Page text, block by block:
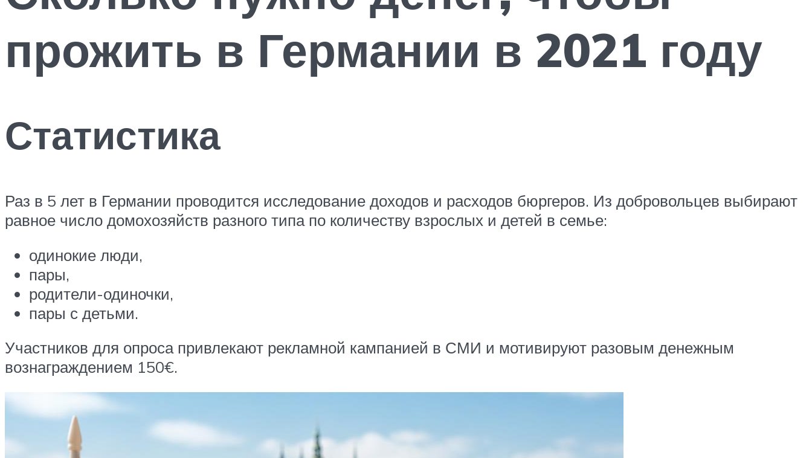
прожить в Германии в 2021 году
Статистика
Раз в 5 лет в Германии проводится исследование доходов и расходов бюргеров. Из добровольцев выбирают
равное число домохозяйств разного типа по количеству взрослых и детей в семье:
одинокие люди,
пары,
родители-одиночки,
пары с детьми.
Участников для опроса привлекают рекламной кампанией в СМИ и мотивируют разовым денежным
вознаграждением 150€.